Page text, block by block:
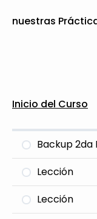
nuestras
Inicio del Curso
Backup 2da
Lección
Lección